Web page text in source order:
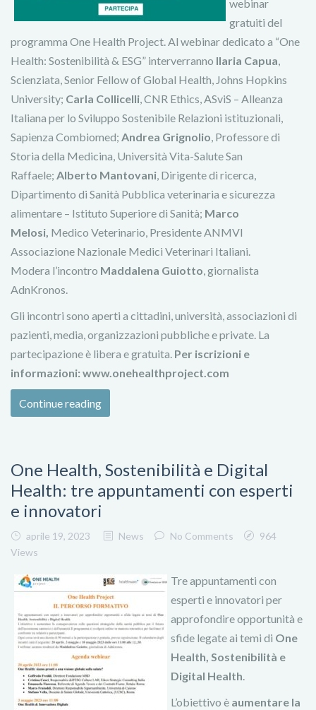
webinar
gratuiti del
programma One Health Project. Al webinar dedicato a “One
Health: Sostenibilità & ESG” interverranno Ilaria Capua,
Scienziata, Senior Fellow of Global Health, Johns Hopkins
University; Carla Collicelli, CNR Ethics, ASviS – Alleanza
Italiana per lo Sviluppo Sostenibile Relazioni istituzionali,
Sapienza Combiomed; Andrea Grignolio, Professore di
Storia della Medicina, Università Vita-Salute San
Raffaele; Alberto Mantovani, Dirigente di ricerca,
Dipartimento di Sanità Pubblica veterinaria e sicurezza
alimentare – Istituto Superiore di Sanità; Marco
Melosi, Medico Veterinario, Presidente ANMVI
Associazione Nazionale Medici Veterinari Italiani.
Modera l’incontro Maddalena Guiotto, giornalista
AdnKronos.
Gli incontri sono aperti a cittadini, università, associazioni di
pazienti, media, organizzazioni pubbliche e private. La
partecipazione è libera e gratuita. Per iscrizioni e
informazioni: www.onehealthproject.com
Continue reading
One Health, Sostenibilità e Digital
Health: tre appuntamenti con esperti
e innovatori
aprile 19, 2023 News No Comments
964
Views
Tre appuntamenti con
esperti e innovatori per
approfondire opportunità e
sfide legate ai temi di One
Health, Sostenibilità e
Digital Health.
L’obiettivo è aumentare la